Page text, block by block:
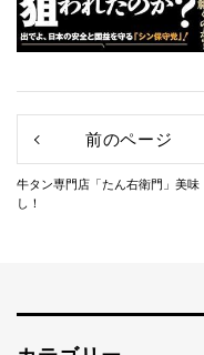
前のページ
牛タン専門店「たん右衛門」美味
し！